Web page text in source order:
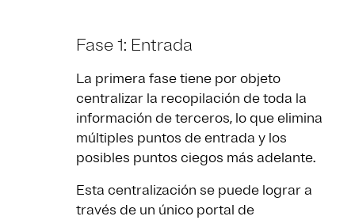
Fase 1: Entrada
La primera fase tiene por objeto
centralizar la recopilación de toda la
información de terceros, lo que elimina
múltiples puntos de entrada y los
posibles puntos ciegos más adelante.
Esta centralización se puede lograr a
través de un único portal de